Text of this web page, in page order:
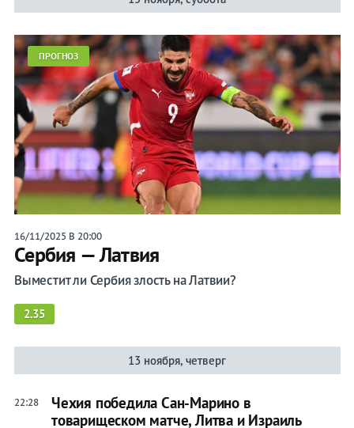
ПРОГНОЗ
16/11/2025 В 20:00
Сербия — Латвия
Выместит ли Сербия злость на Латвии?
2.35
13 ноября, четверг
22:28
Чехия победила Сан-Марино в
товарищеском матче, Литва и Израиль